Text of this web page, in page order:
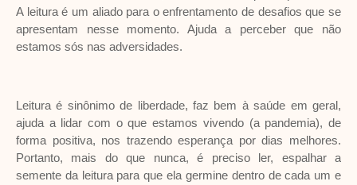
A leitura é um aliado para o enfrentamento de desafios que se
apresentam nesse momento. Ajuda a perceber que não
estamos sós nas adversidades.
Leitura é sinônimo de liberdade, faz bem à saúde em geral,
ajuda a lidar com o que estamos vivendo (a pandemia), de
forma positiva, nos trazendo esperança por dias melhores.
Portanto, mais do que nunca, é preciso ler, espalhar a
semente da leitura para que ela germine dentro de cada um e